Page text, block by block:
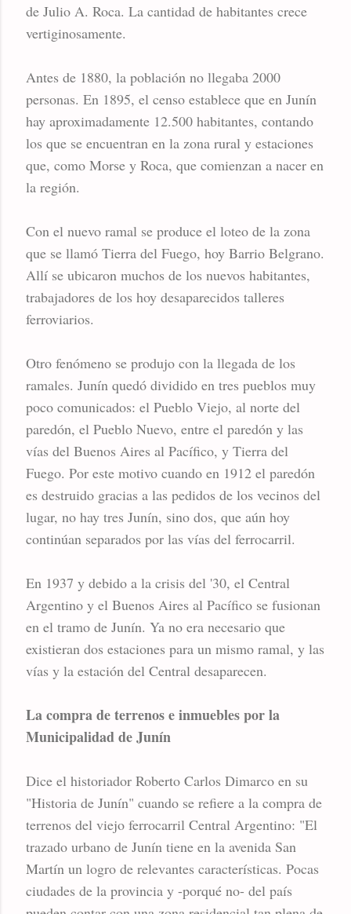
de Julio A. Roca. La cantidad de habitantes crece
vertiginosamente.
Antes de 1880, la población no llegaba 2000
personas. En 1895, el censo establece que en Junín
hay aproximadamente 12.500 habitantes, contando
los que se encuentran en la zona rural y estaciones
que, como Morse y Roca, que comienzan a nacer en
la región.
Con el nuevo ramal se produce el loteo de la zona
que se llamó Tierra del Fuego, hoy Barrio Belgrano.
Allí se ubicaron muchos de los nuevos habitantes,
trabajadores de los hoy desaparecidos talleres
ferroviarios.
Otro fenómeno se produjo con la llegada de los
ramales. Junín quedó dividido en tres pueblos muy
poco comunicados: el Pueblo Viejo, al norte del
paredón, el Pueblo Nuevo, entre el paredón y las
vías del Buenos Aires al Pacífico, y Tierra del
Fuego. Por este motivo cuando en 1912 el paredón
es destruido gracias a las pedidos de los vecinos del
lugar, no hay tres Junín, sino dos, que aún hoy
continúan separados por las vías del ferrocarril.
En 1937 y debido a la crisis del '30, el Central
Argentino y el Buenos Aires al Pacífico se fusionan
en el tramo de Junín. Ya no era necesario que
existieran dos estaciones para un mismo ramal, y las
vías y la estación del Central desaparecen.
La compra de terrenos e inmuebles por la
Municipalidad de Junín
Dice el historiador Roberto Carlos Dimarco en su
"Historia de Junín" cuando se refiere a la compra de
terrenos del viejo ferrocarril Central Argentino: "El
trazado urbano de Junín tiene en la avenida San
Martín un logro de relevantes características. Pocas
ciudades de la provincia y -porqué no- del país